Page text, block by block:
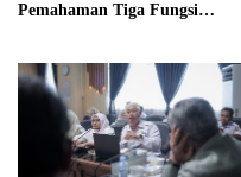
Pemahaman Tiga Fungsi